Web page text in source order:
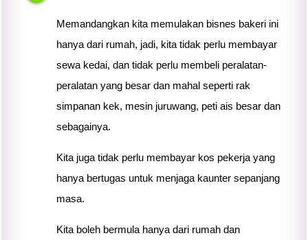
Memandangkan kita memulakan bisnes bakeri ini
hanya dari rumah, jadi, kita tidak perlu membayar
sewa kedai, dan tidak perlu membeli peralatan-
peralatan yang besar dan mahal seperti rak
simpanan kek, mesin juruwang, peti ais besar dan
sebagainya.
Kita juga tidak perlu membayar kos pekerja yang
hanya bertugas untuk menjaga kaunter sepanjang
masa.
Kita boleh bermula hanya dari rumah dan